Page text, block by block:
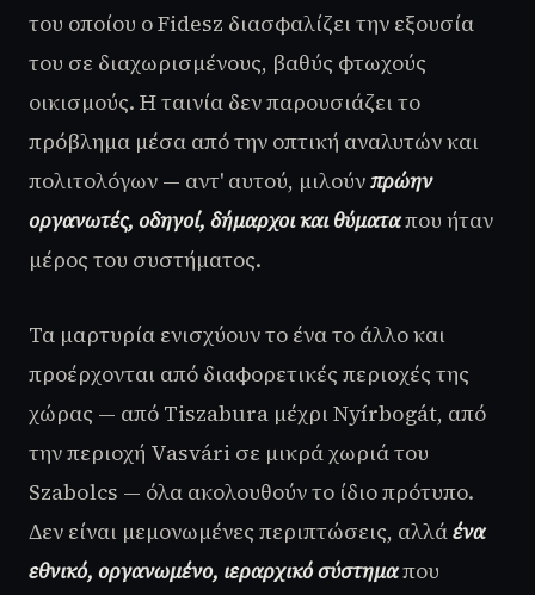
του οποίου ο Fidesz διασφαλίζει την εξουσία
του σε διαχωρισμένους, βαθύς φτωχούς
οικισμούς. Η ταινία δεν παρουσιάζει το
πρόβλημα μέσα από την οπτική αναλυτών και
πολιτολόγων — αντ' αυτού, μιλούνπρώην
οργανωτές, οδηγοί, δήμαρχοι και θύματαπου ήταν
μέρος του συστήματος.
Τα μαρτυρία ενισχύουν το ένα το άλλο και
προέρχονται από διαφορετικές περιοχές της
χώρας — από Tiszabura μέχρι Nyírbogát, από
την περιοχή Vasvári σε μικρά χωριά του
Szabolcs — όλα ακολουθούν το ίδιο πρότυπο.
Δεν είναι μεμονωμένες περιπτώσεις, αλλάένα
εθνικό, οργανωμένο, ιεραρχικό σύστημαπου